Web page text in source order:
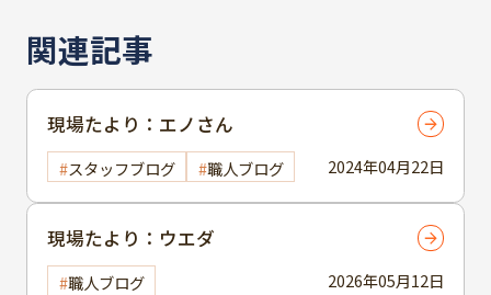
関連記事
2024年04月22日
現場たより：エノさん
スタッフブログ 職人ブログ
2026年05月12日
現場たより：ウエダ
職人ブログ